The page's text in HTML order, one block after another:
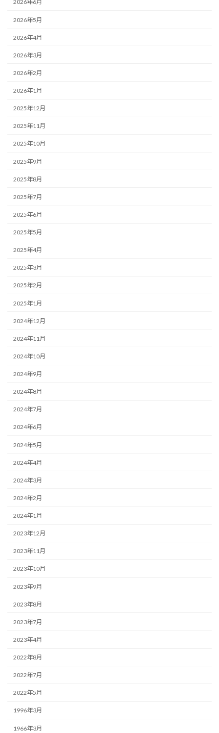
2026年6月
2026年5月
2026年4月
2026年3月
2026年2月
2026年1月
2025年12月
2025年11月
2025年10月
2025年9月
2025年8月
2025年7月
2025年6月
2025年5月
2025年4月
2025年3月
2025年2月
2025年1月
2024年12月
2024年11月
2024年10月
2024年9月
2024年8月
2024年7月
2024年6月
2024年5月
2024年4月
2024年3月
2024年2月
2024年1月
2023年12月
2023年11月
2023年10月
2023年9月
2023年8月
2023年7月
2023年4月
2022年8月
2022年7月
2022年5月
1996年3月
1966年3月